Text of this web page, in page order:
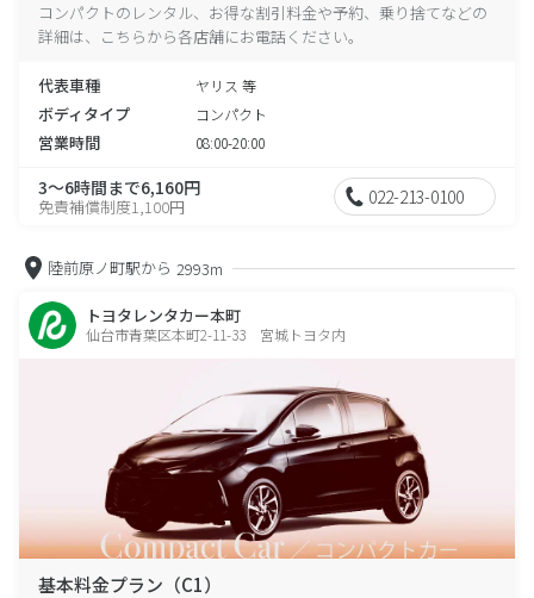
コンパクトのレンタル、お得な割引料金や予約、乗り捨てなどの
詳細は、こちらから各店舗にお電話ください。
代表車種 ヤリス 等
ボディタイプ コンパクト
営業時間 08:00-20:00
3～6時間まで6,160円
免責補償制度1,100円 022-213-0100
陸前原ノ町駅から 2993m
トヨタレンタカー本町
仙台市青葉区本町2-11-33 宮城トヨタ内
基本料金プラン（C1）